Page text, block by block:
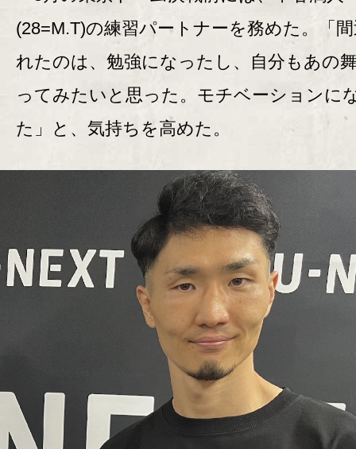
(28=M.T)の練習パートナーを務めた。「
れたのは、勉強になったし、自分もあの
ってみたいと思った。モチベーションに
た」と、気持ちを高めた。